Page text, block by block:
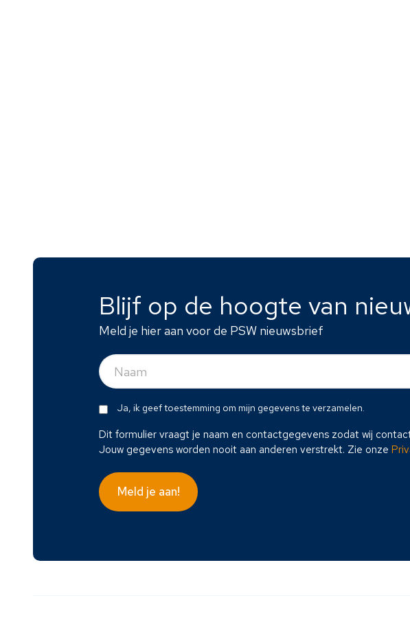
Blijf op de hoogte van
Meld je hier aan voor de PSW nieuwsbrief
Naam
Dit
vraagt
je
naam
en
contactgegevens
Ja, ik geef toestemming om mijn gegevens te verzamelen.
Dit formulier vraagt je naam en contactgegevens zodat wij
Jouw gegevens worden nooit aan anderen verstrekt. Zie onze